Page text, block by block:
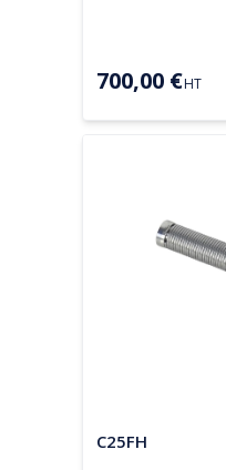
700,00 €HT
Tête de caméra
C25FH